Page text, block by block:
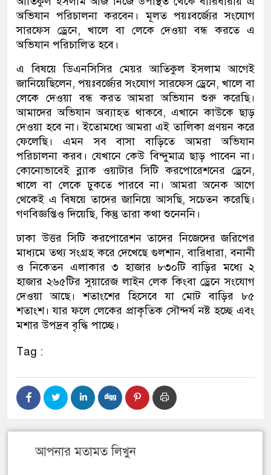
অভিযান পরিচালনা করবেন। মূলত পয়ঃবর্জ্যের সংযোগ
সারফেস ড্রেনে, খালে বা লেকে দেওয়া বন্ধ করতে এ
অভিযান পরিচালিত হবে।
এ বিষয়ে ডিএনসিসির মেয়র আতিকুল ইসলাম আগেই
জানিয়েছিলেন, পয়ঃবর্জ্যের সংযোগ সারফেস ড্রেনে, খালে বা
লেকে দেওয়া বন্ধ করত আমরা অভিযান শুরু করেছি।
আমাদের অভিযান অব্যাহত থাকবে, এখানে কাউকে ছাড়
দেওয়া হবে না। ইতোমধ্যে আমরা এই তালিকা প্রণয়ন করে
ফেলেছি। এমন সব বাসা বাড়িতে আমরা অভিযান
পরিচালনা করব। যেখানে কেউ বিন্দুমাত্র ছাড় পাবেন না।
কোনোভাবেই ব্ল্যাক ওয়াটার সিটি করপোরেশনের ড্রেনে,
খালে বা লেকে ঢুকতে পারবে না। আমরা অনেক আগে
থেকেই এ বিষয়ে তাদের জানিয়ে আসছি, সচেতন করেছি।
গণবিজ্ঞপ্তিও দিয়েছি, কিন্তু তারা কথা শুনেননি।
ঢাকা উত্তর সিটি করপোরেশন তাদের নিজেদের জরিপের
মাধ্যমে তথ্য সংগ্রহ করে দেখেছে গুলশান, বারিধারা, বনানী
ও নিকেতন এলাকার ৩ হাজার ৮৩০টি বাড়ির মধ্যে ২
হাজার ২৬৫টির সুয়ারেজ লাইন লেক কিংবা ড্রেনে সংযোগ
দেওয়া আছে। শতাংশের হিসেবে যা মোট বাড়ির ৮৫
শতাংশ। যার ফলে লেকের প্রাকৃতিক সৌন্দর্য নষ্ট হচ্ছে এবং
মশার উপদ্রব বৃদ্ধি পাচ্ছে।
Tag :
আপনার মতামত লিখুন